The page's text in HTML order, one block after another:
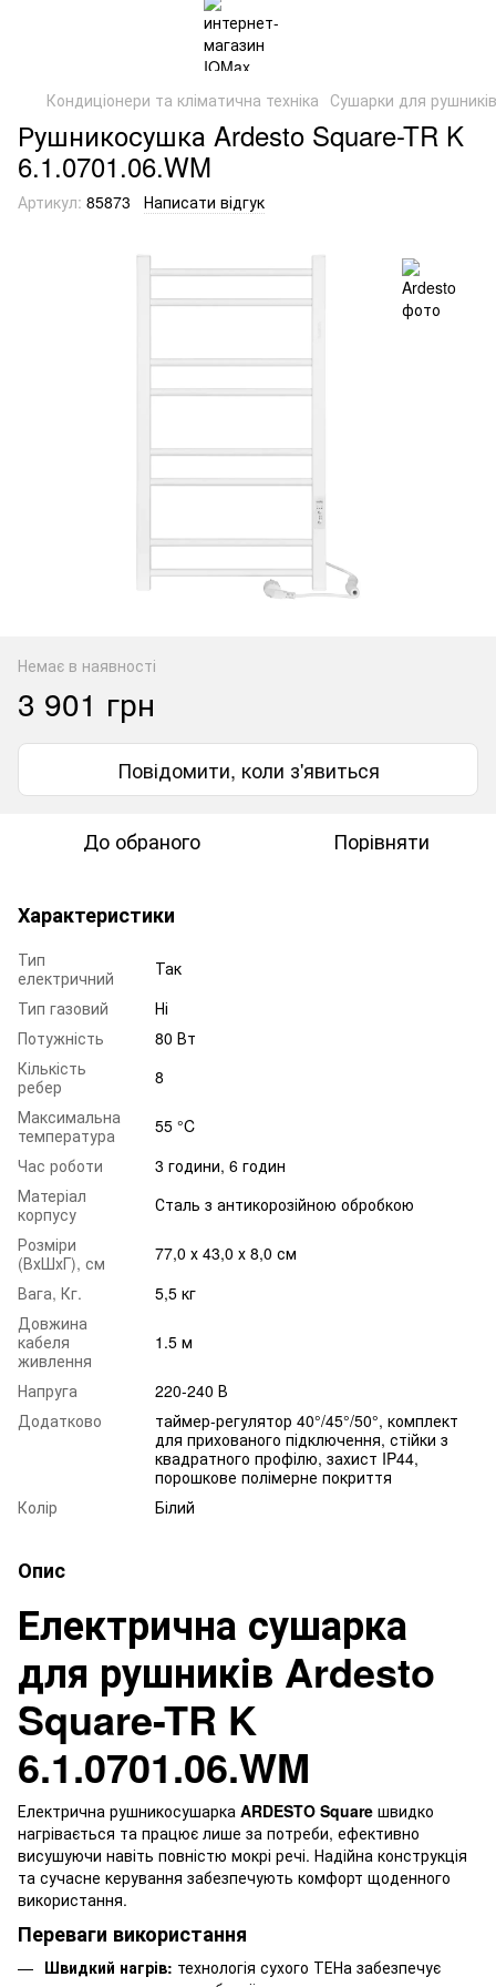
Кондиціонери та кліматична техніка Сушарки для рушників
Рушникосушка Ardesto Square-TR K
6.1.0701.06.WM
Артикул: 85873 Написати відгук
Немає в наявності
3 901 грн
Повідомити, коли з'явиться
До обраного Порівняти
Характеристики
Тип
електричний
Так
Тип газовий
Ні
Потужність
80 Вт
Кількість
ребер
8
Максимальна
температура
55 °C
Час роботи
3 години, 6 годин
Матеріал
корпусу
Сталь з антикорозійною обробкою
Розміри
(ВхШхГ), см
77,0 х 43,0 х 8,0 см
Вага, Кг.
5,5 кг
Довжина
кабеля
живлення
1.5 м
Напруга
220-240 В
Додатково
таймер-регулятор 40°/45°/50°, комплект
для прихованого підключення, стійки з
квадратного профілю, захист IP44,
порошкове полімерне покриття
Колір
Білий
Опис
Електрична сушарка
для рушників Ardesto
Square-TR K
6.1.0701.06.WM
Електрична рушникосушарка ARDESTO Square швидко
нагрівається та працює лише за потреби, ефективно
висушуючи навіть повністю мокрі речі. Надійна конструкція
та сучасне керування забезпечують комфорт щоденного
використання.
Переваги використання
Швидкий нагрів: технологія сухого ТЕНа забезпечує